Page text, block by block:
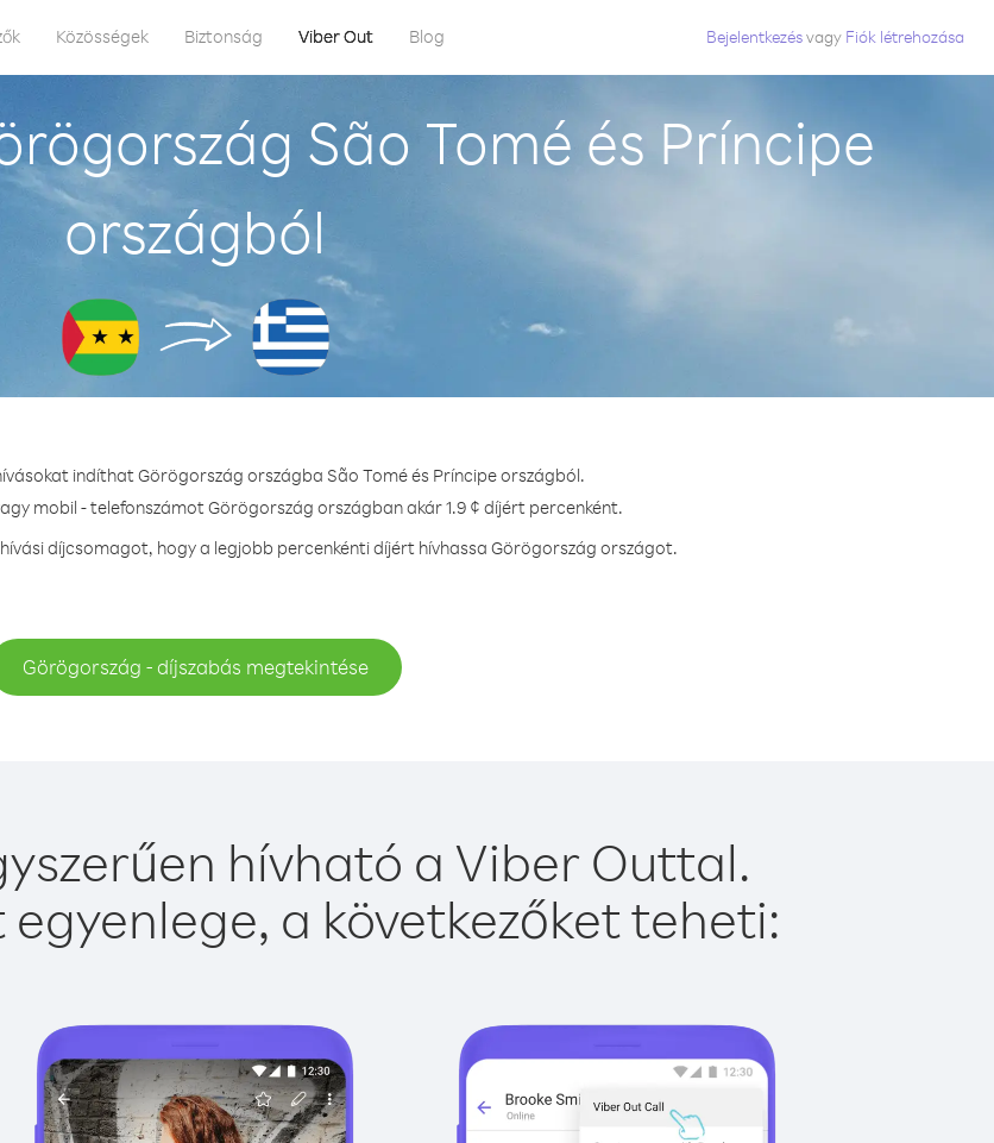
Közösségek Biztonság Viber Out Blog Bejelentkezésvagy Fiók létrehozása
São Tomé és Príncipe
országból
indíthat Görögország országba São Tomé és Príncipe országból.
mobil - telefonszámot Görögország országban akár 1.9 ¢ díjért percenként.
díjcsomagot, hogy a legjobb percenkénti díjért hívhassa Görögország országot.
Görögország - díjszabás megtekintése
hívható a Viber Outtal.
a következőket teheti: